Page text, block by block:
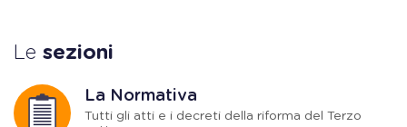
Le sezioni
La Normativa
Tutti gli atti e i decreti della riforma del Terzo